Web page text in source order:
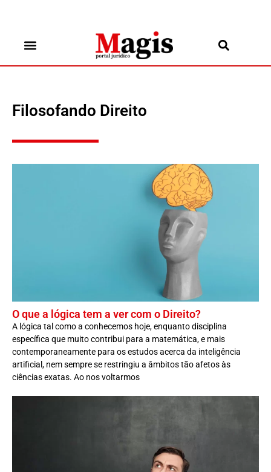
Filosofando Direito
O que a lógica tem a ver com o Direito?
A lógica tal como a conhecemos hoje, enquanto disciplina
específica que muito contribui para a matemática, e mais
contemporaneamente para os estudos acerca da inteligência
artificial, nem sempre se restringiu a âmbitos tão afetos às
ciências exatas. Ao nos voltarmos